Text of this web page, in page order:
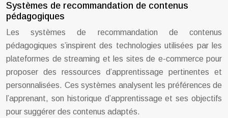
Systèmes de recommandation de contenus
pédagogiques
Les systèmes de recommandation de contenus
pédagogiques s’inspirent des technologies utilisées par les
plateformes de streaming et les sites de e-commerce pour
proposer des ressources d’apprentissage pertinentes et
personnalisées. Ces systèmes analysent les préférences de
l’apprenant, son historique d’apprentissage et ses objectifs
pour suggérer des contenus adaptés.